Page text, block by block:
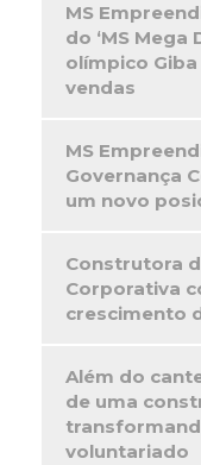
MS
do ‘MS Mega
olímpico
vendas
MS
Governança
um novo
Construtora
Corporativa
crescimento
Além do
de uma
voluntariado